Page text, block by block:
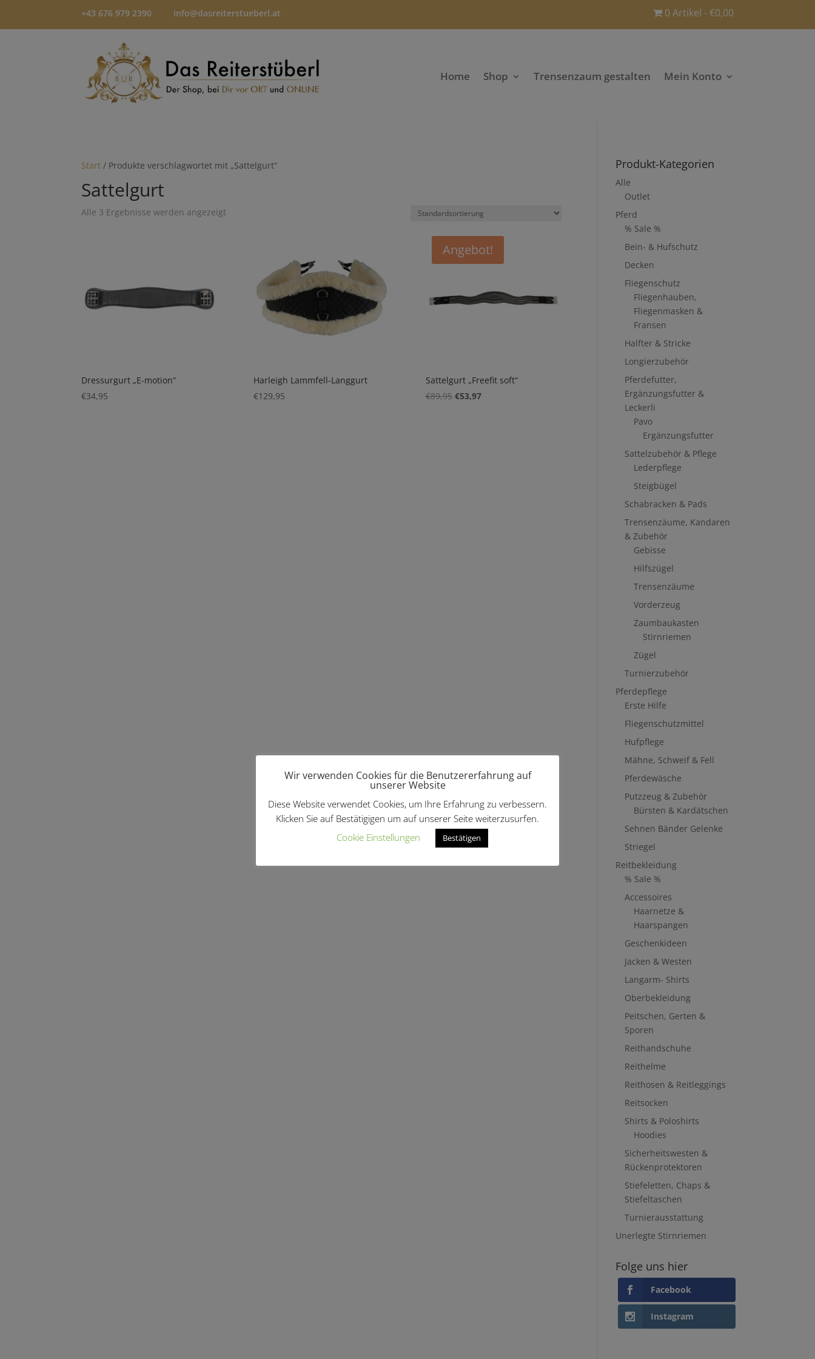
+43 676 979 2390 info@dasreiterstueberl.at 0 Artikel €0,00
Home Shop Trensenzaum gestalten Mein Konto
Start / Produkte verschlagwortet mit „Sattelgurt“
Sattelgurt
Alle 3 Ergebnisse werden angezeigt
Dressurgurt „E-motion“
€34,95
Harleigh Lammfell-Langgurt
€129,95
Angebot!
Sattelgurt „Freefit soft“
€89,95 Ursprünglicher
€53,97Aktueller
Produkt-Kategorien
Alle
Outlet
Pferd
% Sale %
Bein- & Hufschutz
Decken
Fliegenschutz
Fliegenhauben,
Fliegenmasken &
Fransen
Halfter & Stricke
Longierzubehör
Pferdefutter,
Ergänzungsfutter &
Leckerli
Pavo
Ergänzungsfutter
Sattelzubehör & Pflege
Lederpflege
Steigbügel
Schabracken & Pads
Trensenzäume, Kandaren
& Zubehör
Gebisse
Hilfszügel
Trensenzäume
Vorderzeug
Zaumbaukasten
Stirnriemen
Zügel
Turnierzubehör
Pferdepflege
Erste Hilfe
Fliegenschutzmittel
Hufpflege
Mähne, Schweif & Fell
Pferdewäsche
Putzzeug & Zubehör
Bürsten & Kardätschen
Sehnen Bänder Gelenke
Striegel
Reitbekleidung
% Sale %
Accessoires
Haarnetze &
Haarspangen
Geschenkideen
Jacken & Westen
Langarm- Shirts
Oberbekleidung
Peitschen, Gerten &
Sporen
Reithandschuhe
Reithelme
Reithosen & Reitleggings
Reitsocken
Shirts & Poloshirts
Hoodies
Sicherheitswesten &
Rückenprotektoren
Stiefeletten, Chaps &
Stiefeltaschen
Turnierausstattung
Unerlegte Stirnriemen
Folge uns hier
Facebook
Instagram
Wir verwenden Cookies für die Benutzererfahrung auf
unserer Website
Diese Website verwendet Cookies, um Ihre Erfahrung zu verbessern.
Klicken Sie auf Bestätigigen um auf unserer Seite weiterzusurfen.
Cookie Einstellungen
Bestätigen